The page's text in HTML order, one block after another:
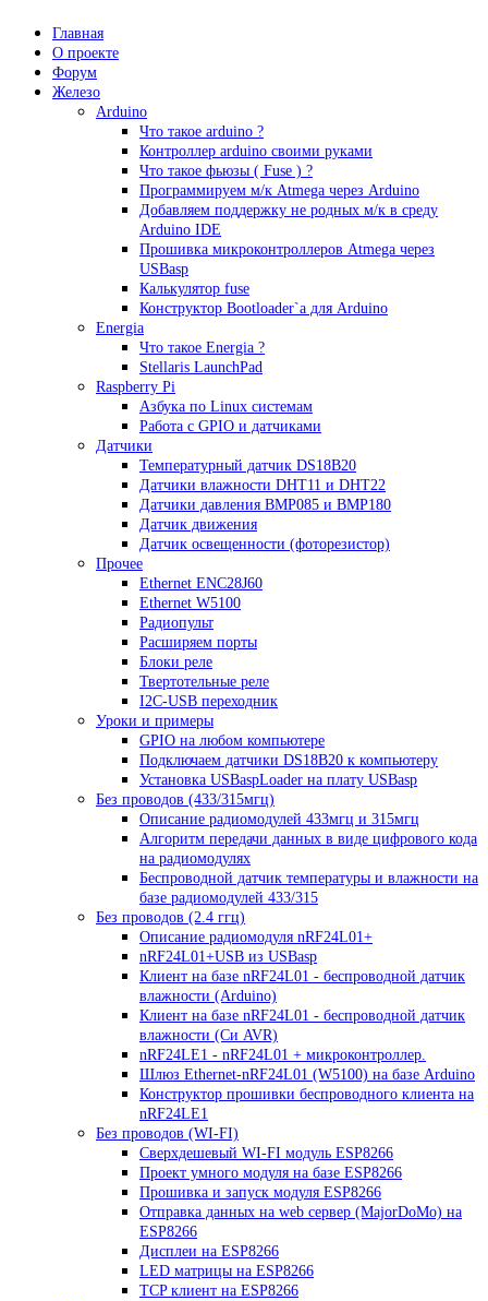
Главная
О проекте
Форум
Железо
Arduino
Что такое аrduino ?
Контроллер arduino своими руками
Что такое фьюзы ( Fuse ) ?
Программируем м/к Atmega через Arduino
Добавляем поддержку не родных м/к в среду
Arduino IDE
Прошивка микроконтроллеров Atmega через
USBasp
Калькулятор fuse
Конструктор Bootloader`а для Arduino
Energia
Что такое Energia ?
Stellaris LaunchPad
Raspberry Pi
Азбука по Linux системам
Работа с GPIO и датчиками
Датчики
Температурный датчик DS18B20
Датчики влажности DHT11 и DHT22
Датчики давления BMP085 и BMP180
Датчик движения
Датчик освещенности (фоторезистор)
Прочее
Ethernet ENC28J60
Ethernet W5100
Радиопульт
Расширяем порты
Блоки реле
Твертотельные реле
I2C-USB переходник
Уроки и примеры
GPIO на любом компьютере
Подключаем датчики DS18B20 к компьютеру
Установка USBaspLoader на плату USBasp
Без проводов (433/315мгц)
Описание радиомодулей 433мгц и 315мгц
Алгоритм передачи данных в виде цифрового кода
на радиомодулях
Беспроводной датчик температуры и влажности на
базе радиомодулей 433/315
Без проводов (2.4 ггц)
Описание радиомодуля nRF24L01+
nRF24L01+USB из USBasp
Клиент на базе nRF24L01 - беспроводной датчик
влажности (Arduino)
Клиент на базе nRF24L01 - беспроводной датчик
влажности (Си AVR)
nRF24LE1 - nRF24L01 + микроконтроллер.
Шлюз Ethernet-nRF24L01 (W5100) на базе Arduino
Конструктор прошивки беспроводного клиента на
nRF24LE1
Без проводов (WI-FI)
Сверхдешевый WI-FI модуль ESP8266
Проект умного модуля на базе ESP8266
Прошивка и запуск модуля ESP8266
Отправка данных на web сервер (MajorDoMo) на
ESP8266
Дисплеи на ESP8266
LED матрицы на ESP8266
TCP клиент на ESP8266